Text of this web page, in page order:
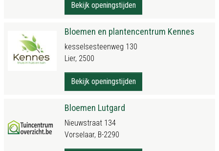
Bekijk openingstijden
Bloemen en plantencentrum Kennes
kesselsesteenweg 130
Lier, 2500
Bekijk openingstijden
Bloemen Lutgard
Nieuwstraat 134
Vorselaar, B-2290